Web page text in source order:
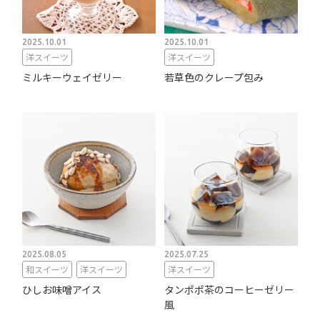
2025.10.01
洋スイーツ
ミルキーウェイゼリー
2025.10.01
洋スイーツ
若草色のクレープ包み
2025.08.05
和スイーツ 洋スイーツ
ひしお味噌アイス
2025.07.25
洋スイーツ
タンポポ茶のコーヒーゼリー
風